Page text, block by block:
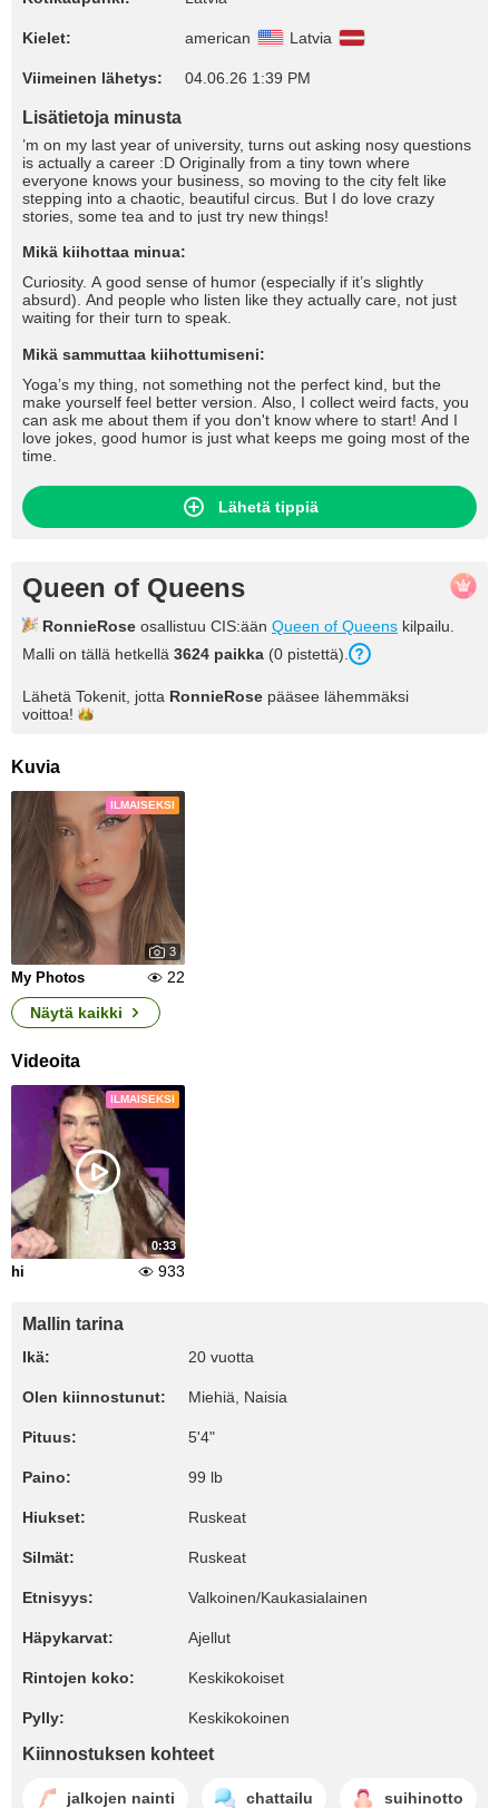
Kielet: american Latvia
Viimeinen lähetys: 04.06.26 1:39 PM
Lisätietoja minusta
’m on my last year of university, turns out asking nosy questions
is actually a career :D Originally from a tiny town where
everyone knows your business, so moving to the city felt like
stepping into a chaotic, beautiful circus. But I do love crazy
stories, some tea and to just try new things!
Mikä kiihottaa minua:
Curiosity. A good sense of humor (especially if it’s slightly
absurd). And people who listen like they actually care, not just
waiting for their turn to speak.
Mikä sammuttaa kiihottumiseni:
Yoga’s my thing, not something not the perfect kind, but the
make yourself feel better version. Also, I collect weird facts, you
can ask me about them if you don't know where to start! And I
love jokes, good humor is just what keeps me going most of the
time.
Lähetä tippiä
Queen of Queens
RonnieRose osallistuu CIS:ään Queen of Queens kilpailu.
Malli on tällä hetkellä 3624 paikka (0 pistettä).
Lähetä Tokenit, jotta RonnieRose pääsee lähemmäksi
voittoa!
Kuvia
ILMAISEKSI
3
My Photos
22
Näytä kaikki
Videoita
ILMAISEKSI
0:33
hi 933
Mallin tarina
Ikä: 20 vuotta
Olen kiinnostunut: Miehiä, Naisia
Pituus: 5'4"
Paino: 99 lb
Hiukset: Ruskeat
Silmät: Ruskeat
Etnisyys: Valkoinen/Kaukasialainen
Häpykarvat: Ajellut
Rintojen koko: Keskikokoiset
Pylly: Keskikokoinen
Kiinnostuksen kohteet
jalkojen nainti chattailu suihinotto